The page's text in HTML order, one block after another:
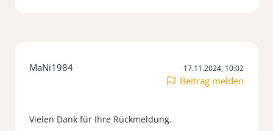
MaNi1984 17.11.2024, 10:02
Beitrag melden
Vielen Dank für Ihre Rückmeldung.